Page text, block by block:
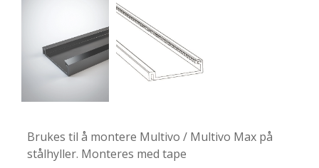
Brukes til å montere Multivo / Multivo Max på
stålhyller. Monteres med tape